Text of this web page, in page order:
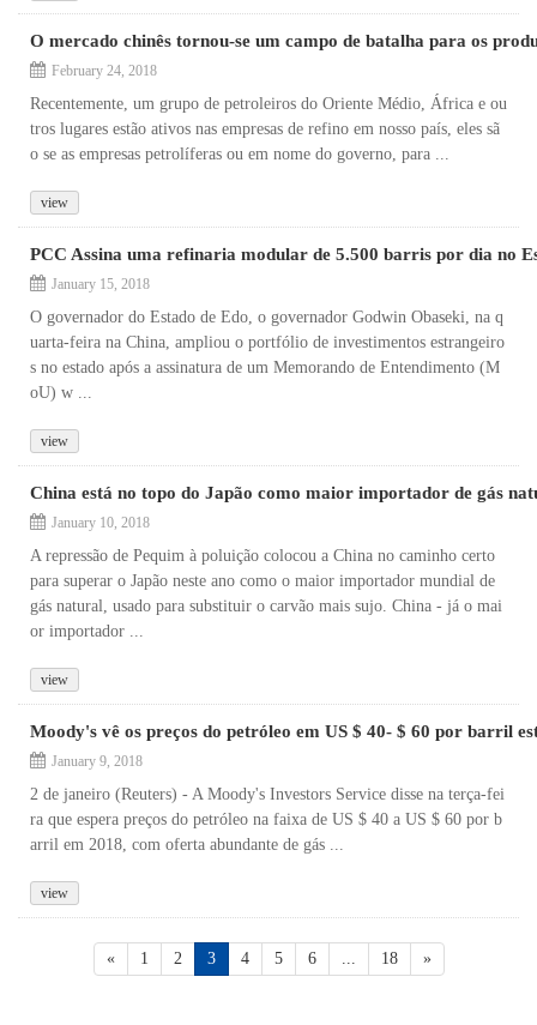
O mercado chinês tornou-se um campo de batalha para os
February 24, 2018
Recentemente, um grupo de petroleiros do Oriente Médio, África e ou
tros lugares estão ativos nas empresas de refino em nosso país, eles sã
o se as empresas petrolíferas ou em nome do governo, para ...
view
PCC Assina uma refinaria modular de 5.500 barris por dia no
January 15, 2018
O governador do Estado de Edo, o governador Godwin Obaseki, na q
uarta-feira na China, ampliou o portfólio de investimentos estrangeiro
s no estado após a assinatura de um Memorando de Entendimento (M
oU) w ...
view
China está no topo do Japão como maior importador de gás
January 10, 2018
A repressão de Pequim à poluição colocou a China no caminho certo
para superar o Japão neste ano como o maior importador mundial de
gás natural, usado para substituir o carvão mais sujo. China - já o mai
or importador ...
view
Moody's vê os preços do petróleo em US $ 40- $ 60 por barril
January 9, 2018
2 de janeiro (Reuters) - A Moody's Investors Service disse na terça-fei
ra que espera preços do petróleo na faixa de US $ 40 a US $ 60 por b
arril em 2018, com oferta abundante de gás ...
view
« 1 2 3 4 5 6 ... 18 »